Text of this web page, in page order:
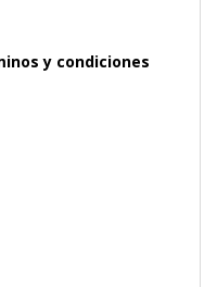
y condiciones